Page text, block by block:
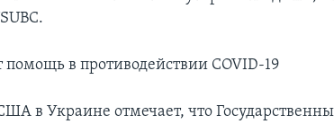
в противодействии COVID-19
в Украине отмечает, что